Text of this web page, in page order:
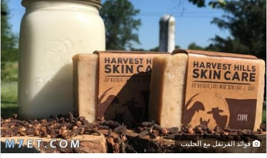
فوائد القرنفل مع الحليب